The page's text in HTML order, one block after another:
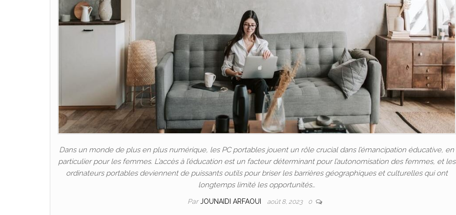
Dans un monde de plus en plus numérique, les PC portables jouent un rôle crucial dans l’émancipation éducative, en
particulier pour les femmes. L’accès à l’éducation est un facteur déterminant pour l’autonomisation des femmes, et les
ordinateurs portables deviennent de puissants outils pour briser les barrières géographiques et culturelles qui ont
longtemps limité les opportunités…
ParJOUNAIDI ARFAOUI août 8, 2023 0